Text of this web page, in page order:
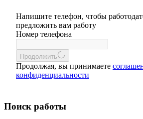
Напишите телефон, чтобы
предложить вам работу
Номер телефона
Продолжить
Продолжая, вы принимаете
конфиденциальности
Поиск работы